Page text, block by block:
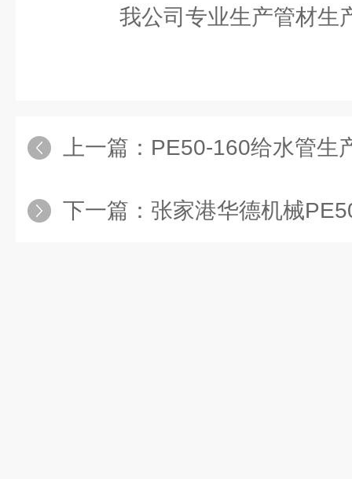
我公司专业生产管材生
上一篇： PE50-160给水管生产线
下一篇： 张家港华德机械PE50-